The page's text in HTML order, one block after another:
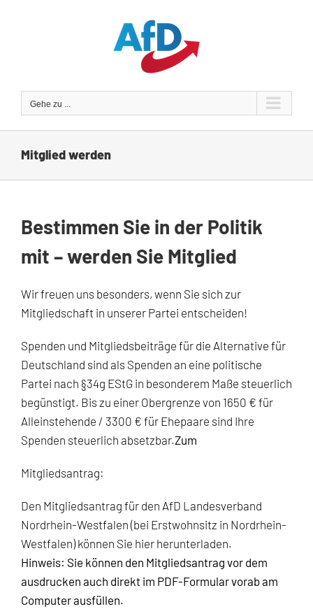
Gehe zu ...
Mitglied werden
Bestimmen Sie in der Politik
mit – werden Sie Mitglied
Wir freuen uns besonders, wenn Sie sich zur
Mitgliedschaft in unserer Partei entscheiden!
Spenden und Mitgliedsbeiträge für die Alternative für
Deutschland sind als Spenden an eine politische
Partei nach §34g EStG in besonderem Maße steuerlich
begünstigt. Bis zu einer Obergrenze von 1650 € für
Alleinstehende / 3300 € für Ehepaare sind Ihre
Spenden steuerlich absetzbar.Zum
Mitgliedsantrag:
Den Mitgliedsantrag für den AfD Landesverband
Nordrhein-Westfalen (bei Erstwohnsitz in Nordrhein-
Westfalen) können Sie hier herunterladen.
Hinweis: Sie können den Mitgliedsantrag vor dem
ausdrucken auch direkt im PDF-Formular vorab am
Computer ausfüllen.